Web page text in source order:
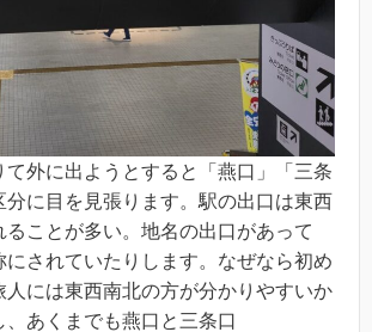
て外に出ようとすると「燕口」「三条
分に目を見張ります。駅の出口は東西
ることが多い。地名の出口があって
にされていたりします。なぜなら初め
人には東西南北の方が分かりやすいか
、あくまでも燕口と三条口